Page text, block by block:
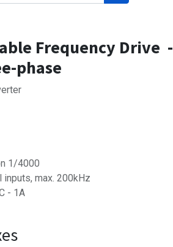
Frequency Drive -
phase
1/4000
max. 200kHz
- 1A